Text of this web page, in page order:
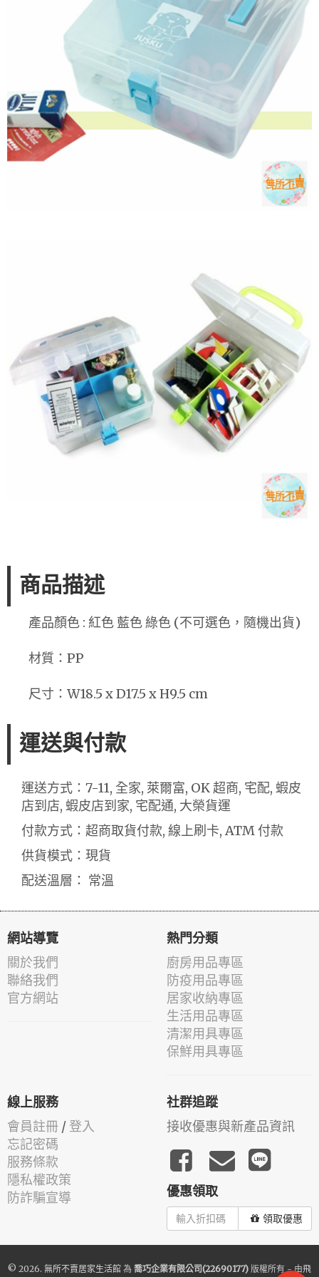
商品描述
產品顏色 : 紅色 藍色 綠色 (不可選色，隨機出貨)
材質：PP
尺寸：W18.5 x D17.5 x H9.5 cm
運送與付款
運送方式：7-11, 全家, 萊爾富, OK 超商, 宅配, 蝦皮
店到店, 蝦皮店到家, 宅配通, 大榮貨運
付款方式：超商取貨付款, 線上刷卡, ATM 付款
供貨模式：現貨
配送溫層： 常溫
網站導覽
關於我們
聯絡我們
官方網站
熱門分類
廚房用品專區
防疫用品專區
居家收納專區
生活用品專區
清潔用具專區
保鮮用具專區
線上服務
會員註冊 / 登入
忘記密碼
服務條款
隱私權政策
防詐騙宣導
社群追蹤
接收優惠與新產品資訊
優惠領取
領取優惠
© 2026. 無所不賣居家生活館 為 喬巧企業有限公司(22690177) 版權所有 - 由飛